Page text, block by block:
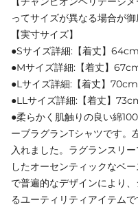
ってサイズが異なる場合が御
【実寸サイズ】
●Sサイズ詳細:【着丈】
●Mサイズ詳細:【着丈】
●Lサイズ詳細:【着丈】
●LLサイズ詳細:【着丈】
●柔らかく肌触りの良い綿
ーブラグランTシャツです。
入れました。ラグランスリ
したオーセンティックなベ
で普遍的なデザインにより
るユーティリティアイテムで